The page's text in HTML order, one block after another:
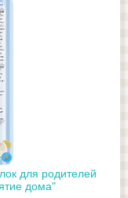
для родителей
дома"